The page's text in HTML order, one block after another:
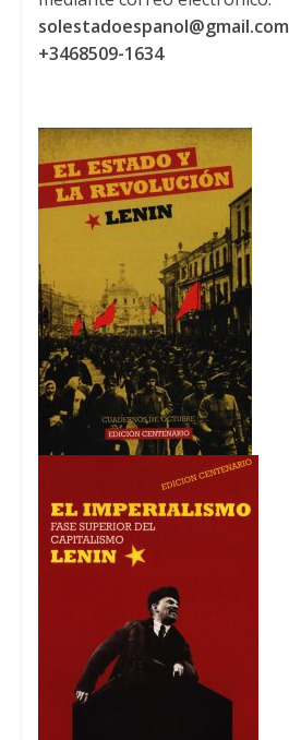
solestadoespanol@gmail.com
+3468509-1634